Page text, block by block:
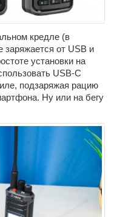
кредле (в
от USB и
установки на
USB-C
подзаряжая рацию
Ну или на бегу